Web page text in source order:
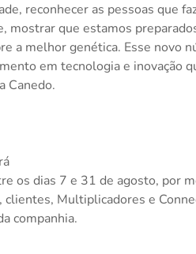
reconhecer as pessoas que
mostrar que estamos
a melhor genética. Esse novo
em tecnologia e inovação
Canedo.
os dias 7 e 31 de agosto, por
clientes, Multiplicadores e
companhia.